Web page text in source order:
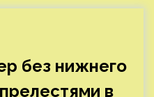
без нижнего
в